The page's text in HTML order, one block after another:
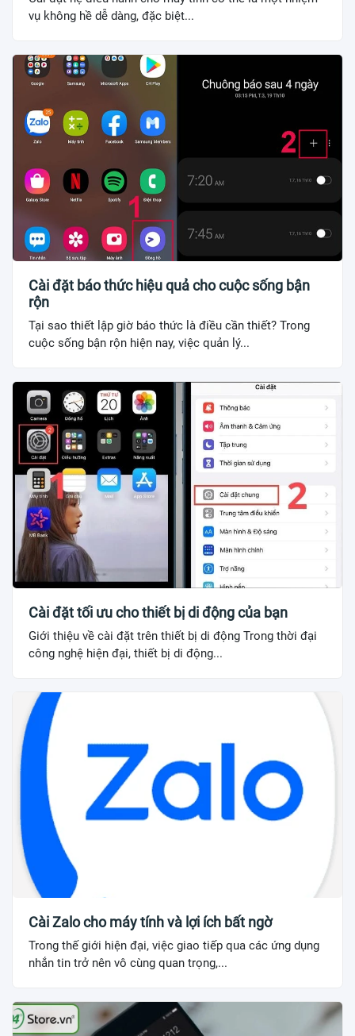
vụ không hề dễ dàng, đặc biệt...
Cài đặt báo thức hiệu quả cho cuộc sống bận
rộn
Tại sao thiết lập giờ báo thức là điều cần thiết? Trong
cuộc sống bận rộn hiện nay, việc quản lý...
Cài đặt tối ưu cho thiết bị di động của bạn
Giới thiệu về cài đặt trên thiết bị di động Trong thời đại
công nghệ hiện đại, thiết bị di động...
Cài Zalo cho máy tính và lợi ích bất ngờ
Trong thế giới hiện đại, việc giao tiếp qua các ứng dụng
nhắn tin trở nên vô cùng quan trọng,...